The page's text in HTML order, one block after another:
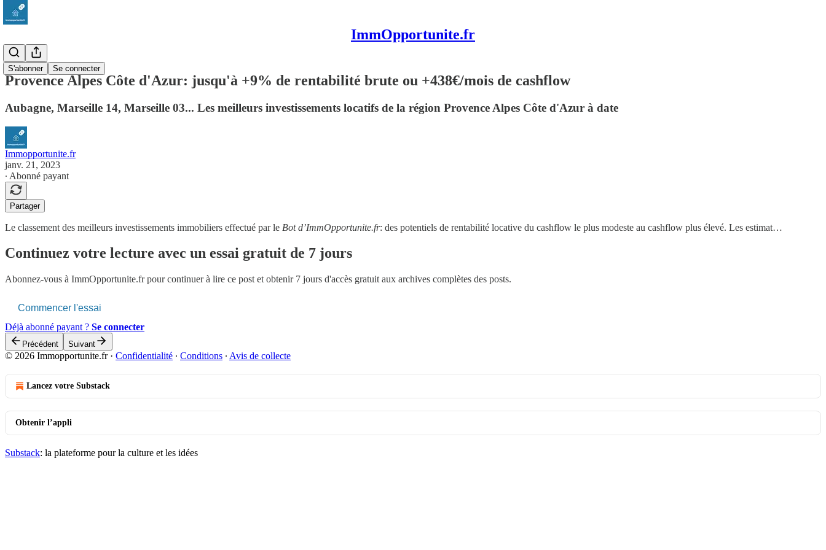
ImmOpportunite.fr
S'abonner Se connecter
PACA
Provence Alpes Côte d'Azur: jusqu'à +9% de rentabilité brute ou +438€/mois de cashflow
Aubagne, Marseille 14, Marseille 03... Les meilleurs investissements locatifs de la région Provence Alpes Côte d'Azur à date
Immopportunite.fr
janv. 21, 2023
∙ Abonné payant
Partager
Le classement des meilleurs investissements immobiliers effectué par le Bot d’ImmOpportunite.fr: des potentiels de rentabilité locative du cashflow le plus modeste au cashflow plus élevé. Les estimat…
Continuez votre lecture avec un essai gratuit de 7 jours
Abonnez-vous à ImmOpportunite.frpour continuer à lire ce post et obtenir 7 jours d'accès gratuit aux archives complètes des posts.
Commencer l'essai
Déjà abonné payant ? Se connecter
Précédent Suivant
© 2026 Immopportunite.fr· Confidentialité ∙ Conditions ∙ Avis de collecte
Lancez votre Substack
Obtenir l’appli
Substack: la plateforme pour la culture et les idées